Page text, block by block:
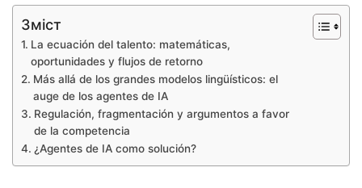
Зміст
La ecuación del talento: matemáticas,
oportunidades y flujos de retorno
Más allá de los grandes modelos lingüísticos: el
auge de los agentes de IA
Regulación, fragmentación y argumentos a favor
de la competencia
¿Agentes de IA como solución?